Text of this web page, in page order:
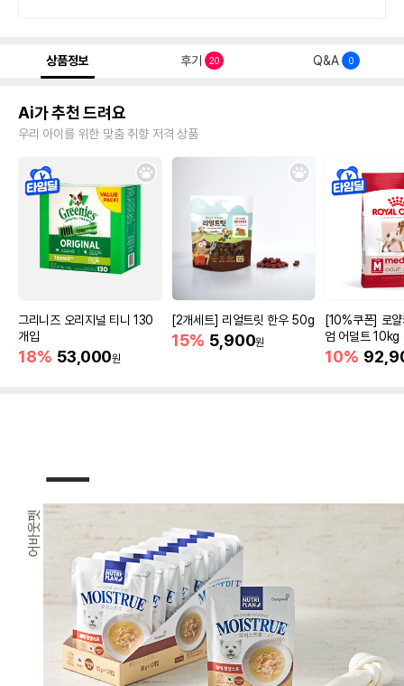
상품정보 후기 20 Q&A 0
Ai가 추천 드려요
우리 아이를 위한 맞춤 취향 저격 상품
그리니즈 오리지널 티니 130
개입
18% 53,000원
[2개세트] 리얼트릿 한우 50g
15% 5,900원
[10%쿠폰] 로
엄 어덜트 10kg
증진
10%